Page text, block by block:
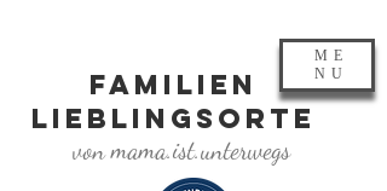
FAMILIEN
LIEBLINGSORTE
von mama.ist.unterwegs
ME
NU